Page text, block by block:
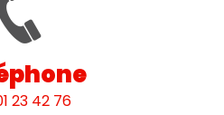
23 42 76